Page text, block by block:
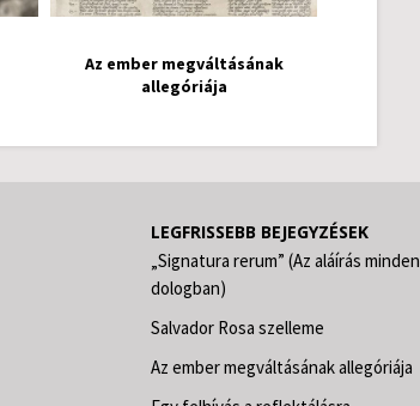
Az ember megváltásának
allegóriája
LEGFRISSEBB BEJEGYZÉSEK
„Signatura rerum” (Az aláírás minden
dologban)
Salvador Rosa szelleme
Az ember megváltásának allegóriája